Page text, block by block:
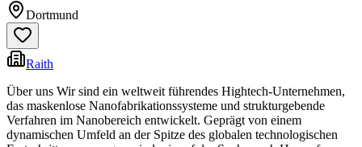
Dortmund
Raith
Über uns Wir sind ein weltweit führendes Hightech-Unternehmen,
das maskenlose Nanofabrikationssysteme und strukturgebende
Verfahren im Nanobereich entwickelt. Geprägt von einem
dynamischen Umfeld an der Spitze des globalen technologischen